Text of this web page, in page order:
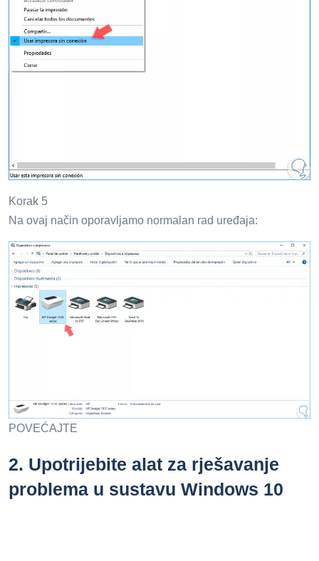
Korak 5
Na ovaj način oporavljamo normalan rad uređaja:
POVEĆAJTE
2. Upotrijebite alat za rješavanje
problema u sustavu Windows 10